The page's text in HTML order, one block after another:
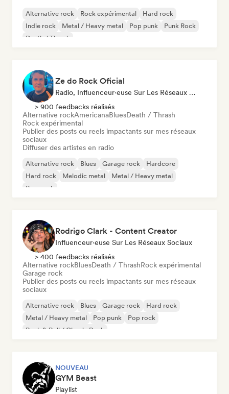
Alternative rock Rock expérimental
Hard rock
Indie rock
Metal / Heavy metal Pop punk
Punk Rock
Death / Thrash
Ze do Rock Oficial
Radio, Influenceur·euse Sur Les Réseaux Sociaux
> 900 feedbacks réalisés
Alternative rockAmericanaBluesDeath / Thrash
Rock expérimental
Publier des posts ou reels impactants sur mes réseaux
sociaux
Diffuser des artistes en radio
Alternative rock Blues Garage rock
Hardcore
Hard rock
Melodic metal
Metal / Heavy metal
Pop punk
Rodrigo Clark - Content Creator
Influenceur·euse Sur Les Réseaux Sociaux
> 400 feedbacks réalisés
Alternative rockBluesDeath / ThrashRock expérimental
Garage rock
Publier des posts ou reels impactants sur mes réseaux
sociaux
Alternative rock Blues Garage rock
Hard rock
Metal / Heavy metal
Pop punk
Pop rock
Rock & Roll / Classic Rock
NOUVEAU
GYM Beast
Playlist